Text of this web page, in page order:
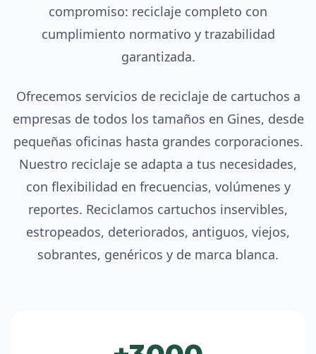
compromiso: reciclaje completo con
cumplimiento normativo y trazabilidad
garantizada.
Ofrecemos servicios de reciclaje de cartuchos a
empresas de todos los tamaños en Gines, desde
pequeñas oficinas hasta grandes corporaciones.
Nuestro reciclaje se adapta a tus necesidades,
con flexibilidad en frecuencias, volúmenes y
reportes. Reciclamos cartuchos inservibles,
estropeados, deteriorados, antiguos, viejos,
sobrantes, genéricos y de marca blanca.